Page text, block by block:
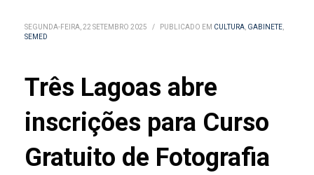
SEGUNDA-FEIRA, 22 SETEMBRO 2025 / PUBLICADO EM CULTURA, GABINETE,
SEMED
Três Lagoas abre
inscrições para Curso
Gratuito de Fotografia